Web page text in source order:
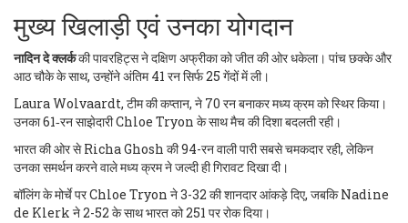
मुख्य खिलाड़ी एवं उनका योगदान
नादिन दे क्लर्ककी पावरहिट्स ने दक्षिण अफ्रीका को जीत की ओर धकेला। पांच छक्के और
आठ चौके के साथ, उन्होंने अंतिम 41 रन सिर्फ 25 गेंदों में ली।
Laura Wolvaardt, टीम की कप्तान, ने 70 रन बनाकर मध्य क्रम को स्थिर किया।
उनका 61‑रन साझेदारीChloe Tryon के साथ मैच की दिशा बदलती रही।
भारत की ओर सेRicha Ghosh की 94-रन वाली पारी सबसे चमकदार रही, लेकिन
उनका समर्थन करने वाले मध्य क्रम ने जल्दी ही गिरावट दिखा दी।
बॉलिंग के मोर्चे परChloe Tryon ने 3-32 की शानदार आंकड़े दिए, जबकिNadine
de Klerk ने 2-52 के साथ भारत को 251 पर रोक दिया।